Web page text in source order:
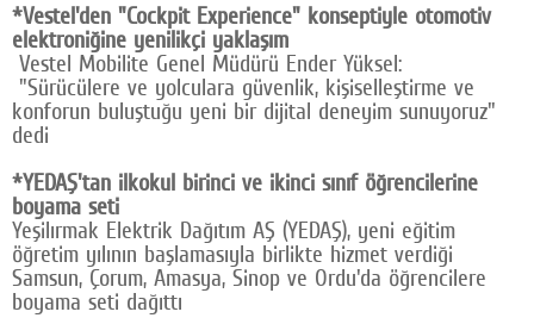
*Vestel'den "Cockpit Experience" konseptiyle otomotiv
elektroniğine yenilikçi yaklaşım
Vestel Mobilite Genel Müdürü Ender Yüksel:
"Sürücülere ve yolculara güvenlik, kişiselleştirme ve
konforun buluştuğu yeni bir dijital deneyim sunuyoruz"
dedi
*YEDAŞ'tan ilkokul birinci ve ikinci sınıf öğrencilerine
boyama seti
Yeşilırmak Elektrik Dağıtım AŞ (YEDAŞ), yeni eğitim
öğretim yılının başlamasıyla birlikte hizmet verdiği
Samsun, Çorum, Amasya, Sinop ve Ordu'da öğrencilere
boyama seti dağıttı